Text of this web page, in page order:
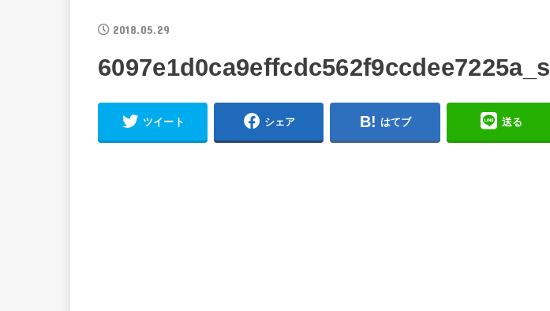
2018.05.29
6097e1d0ca9effcdc562f9ccdee7225a_s
ツイート シェア はてブ 送る